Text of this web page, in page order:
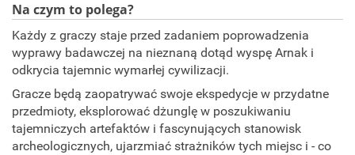
Na czym to polega?
Każdy z graczy staje przed zadaniem poprowadzenia
wyprawy badawczej na nieznaną dotąd wyspę Arnak i
odkrycia tajemnic wymarłej cywilizacji.
Gracze będą zaopatrywać swoje ekspedycje w przydatne
przedmioty, eksplorować dżunglę w poszukiwaniu
tajemniczych artefaktów i fascynujących stanowisk
archeologicznych, ujarzmiać strażników tych miejsc i - co